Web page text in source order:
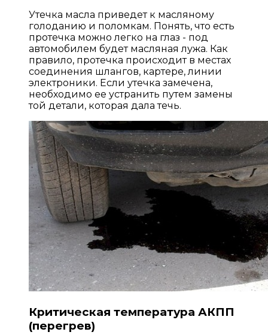
Утечка масла приведет к масляному
голоданию и поломкам. Понять, что есть
протечка можно легко на глаз - под
автомобилем будет масляная лужа. Как
правило, протечка происходит в местах
соединения шлангов, картере, линии
электроники. Если утечка замечена,
необходимо ее устранить путем замены
той детали, которая дала течь.
Критическая температура АКПП
(перегрев)